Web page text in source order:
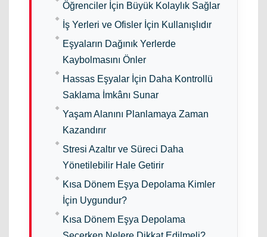
Öğrenciler İçin Büyük Kolaylık Sağlar
İş Yerleri ve Ofisler İçin Kullanışlıdır
Eşyaların Dağınık Yerlerde
Kaybolmasını Önler
Hassas Eşyalar İçin Daha Kontrollü
Saklama İmkânı Sunar
Yaşam Alanını Planlamaya Zaman
Kazandırır
Stresi Azaltır ve Süreci Daha
Yönetilebilir Hale Getirir
Kısa Dönem Eşya Depolama Kimler
İçin Uygundur?
Kısa Dönem Eşya Depolama